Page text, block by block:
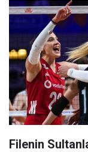
Filenin